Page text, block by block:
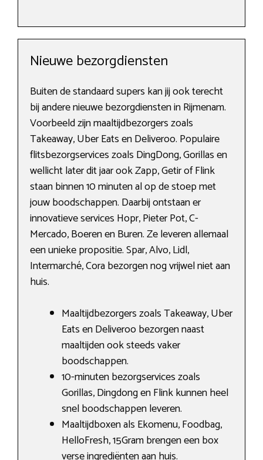
Nieuwe bezorgdiensten
Buiten de standaard supers kan jij ook terecht
bij andere nieuwe bezorgdiensten in Rijmenam.
Voorbeeld zijn maaltijdbezorgers zoals
Takeaway, Uber Eats en Deliveroo. Populaire
flitsbezorgservices zoals DingDong, Gorillas en
wellicht later dit jaar ook Zapp, Getir of Flink
staan binnen 10 minuten al op de stoep met
jouw boodschappen. Daarbij ontstaan er
innovatieve services Hopr, Pieter Pot, C-
Mercado, Boeren en Buren. Ze leveren allemaal
een unieke propositie. Spar, Alvo, Lidl,
Intermarché, Cora bezorgen nog vrijwel niet aan
huis.
Maaltijdbezorgers zoals Takeaway, Uber
Eats en Deliveroo bezorgen naast
maaltijden ook steeds vaker
boodschappen.
10-minuten bezorgservices zoals
Gorillas, Dingdong en Flink kunnen heel
snel boodschappen leveren.
Maaltijdboxen als Ekomenu, Foodbag,
HelloFresh, 15Gram brengen een box
verse ingrediënten aan huis.